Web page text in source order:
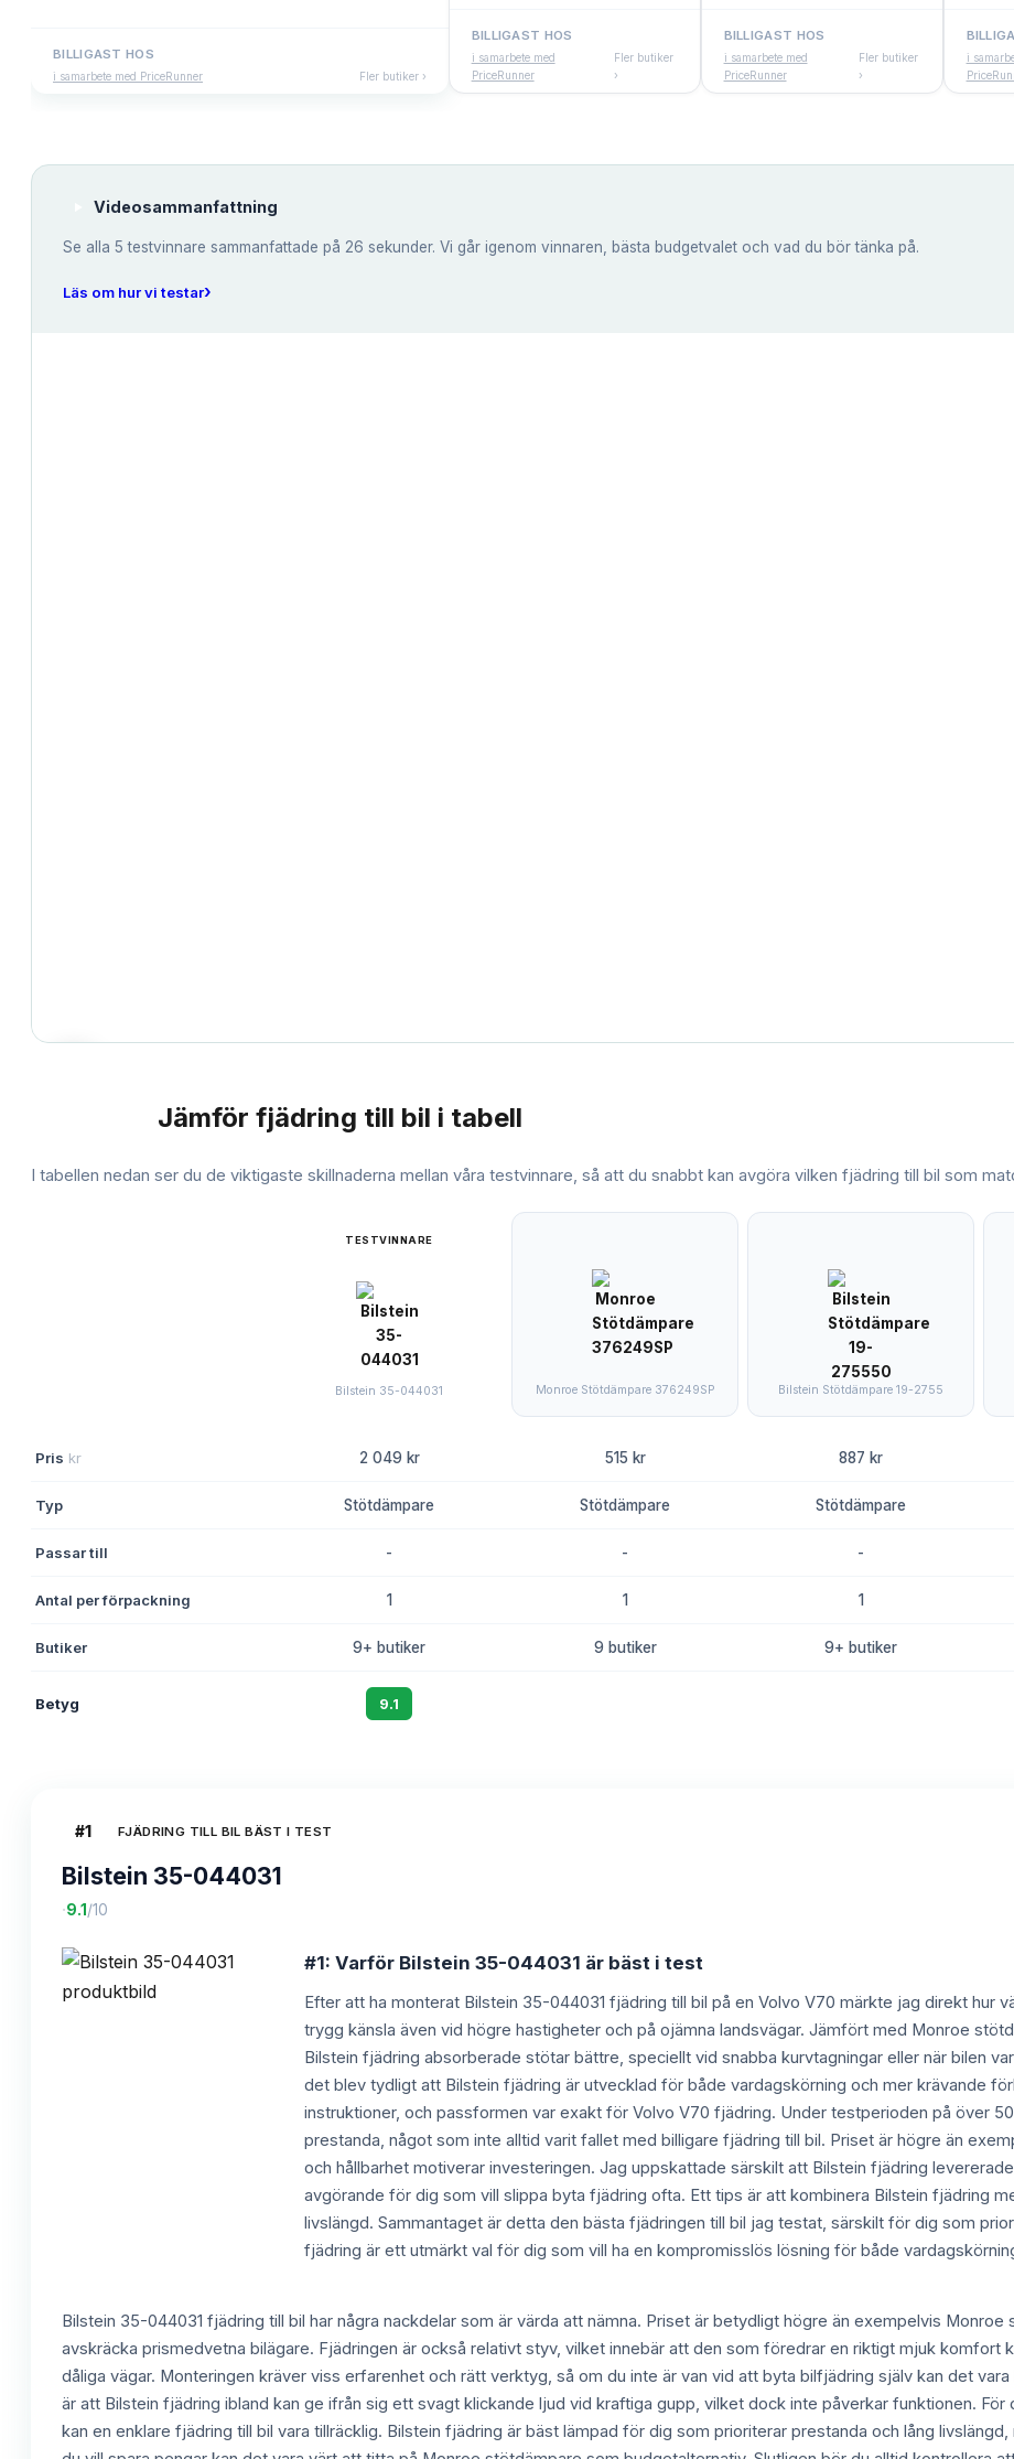
BILLIGAST HOS
i samarbete med PriceRunner Fler butiker ›
BILLIGAST HOS
i samarbete med
PriceRunner
Fler butiker
›
BILLIGAST HOS
i samarbete med
PriceRunner
Fler butiker
›
i
Videosammanfattning
Se alla 5 testvinnare sammanfattade på 26 sekunder. Vi går igenom vinnaren, bästa budgetvalet och vad du bör tänka på.
Läs om hur vi testar›
Jämför fjädring till bil i tabell
I tabellen nedan ser du de viktigaste skillnaderna mellan våra testvinnare, så att du snabbt kan avgöra vilken fjädring till bil som
TESTVINNARE
Bilstein 35-044031 Monroe Stötdämpare 376249SP Bilstein Stötdämpare 19-2755
Pris kr 2 049 kr 515 kr 887 kr
Typ Stötdämpare Stötdämpare Stötdämpare
Passar till - - -
Antal per förpackning 1 1 1
Butiker 9+ butiker 9 butiker 9+ butiker
Betyg 9.1
#1 FJÄDRING TILL BIL BÄST I TEST
Bilstein 35-044031
·9.1 /10
#1: Varför Bilstein 35-044031 är bäst i test
Efter att ha monterat Bilstein 35-044031 fjädring till bil på en Volvo V70 märkte jag direkt hur
trygg känsla även vid högre hastigheter och på ojämna landsvägar. Jämfört med Monroe
Bilstein fjädring absorberade stötar bättre, speciellt vid snabba kurvtagningar eller när bilen
det blev tydligt att Bilstein fjädring är utvecklad för både vardagskörning och mer krävande
instruktioner, och passformen var exakt för Volvo V70 fjädring. Under testperioden på över
prestanda, något som inte alltid varit fallet med billigare fjädring till bil. Priset är högre än
och hållbarhet motiverar investeringen. Jag uppskattade särskilt att Bilstein fjädring
avgörande för dig som vill slippa byta fjädring ofta. Ett tips är att kombinera Bilstein fjädring
livslängd. Sammantaget är detta den bästa fjädringen till bil jag testat, särskilt för dig som
fjädring är ett utmärkt val för dig som vill ha en kompromisslös lösning för både
Bilstein 35-044031 fjädring till bil har några nackdelar som är värda att nämna. Priset är betydligt högre än exempelvis
avskräcka prismedvetna bilägare. Fjädringen är också relativt styv, vilket innebär att den som föredrar en riktigt mjuk komfort
dåliga vägar. Monteringen kräver viss erfarenhet och rätt verktyg, så om du inte är van vid att byta bilfjädring själv kan det
är att Bilstein fjädring ibland kan ge ifrån sig ett svagt klickande ljud vid kraftiga gupp, vilket dock inte påverkar funktionen.
kan en enklare fjädring till bil vara tillräcklig. Bilstein fjädring är bäst lämpad för dig som prioriterar prestanda och lång